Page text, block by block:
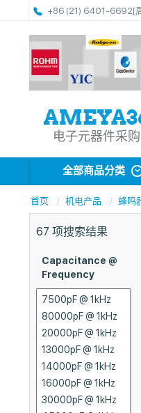
+86 (21) 6401-6692[
电子元器件采
全部商品分类
首页 机电产品 蜂鸣
67 项搜索结果
Capacitance @
Frequency